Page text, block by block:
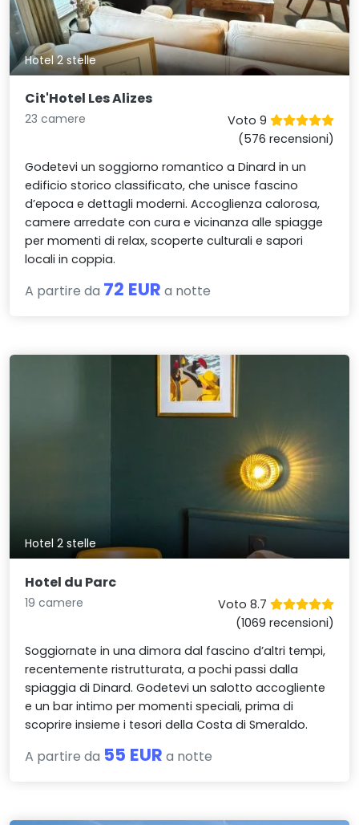
Hotel 2 stelle
Cit'Hotel Les Alizes
23 camere
Voto 9
(576 recensioni)
Godetevi un soggiorno romantico a Dinard in un
edificio storico classificato, che unisce fascino
d’epoca e dettagli moderni. Accoglienza calorosa,
camere arredate con cura e vicinanza alle spiagge
per momenti di relax, scoperte culturali e sapori
locali in coppia.
A partire da 72 EUR a notte
Hotel 2 stelle
Hotel du Parc
19 camere
Voto 8.7
(1069 recensioni)
Soggiornate in una dimora dal fascino d’altri tempi,
recentemente ristrutturata, a pochi passi dalla
spiaggia di Dinard. Godetevi un salotto accogliente
e un bar intimo per momenti speciali, prima di
scoprire insieme i tesori della Costa di Smeraldo.
A partire da 55 EUR a notte